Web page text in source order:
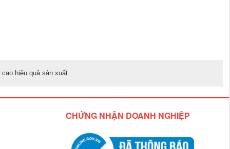
hiệu quả sản xuất.
CHỨNG NHẬN DOANH NGHIỆP